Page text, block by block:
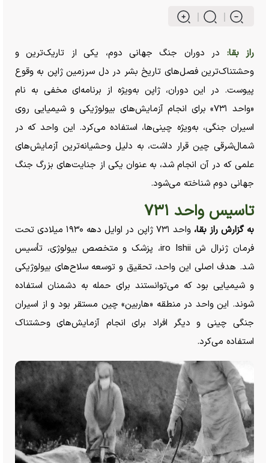
راز بقا: در دوران جنگ جهانی دوم، یکی از تاریک‌ترین و
وحشتناک‌ترین فصل‌های تاریخ بشر در دل سرزمین ژاپن به وقوع
پیوست. در این دوران، ژاپن به‌ویژه از برنامه‌ای مخفی به نام
«واحد ۷۳۱» برای انجام آزمایش‌های بیولوژیکی و شیمیایی روی
اسیران جنگی، به‌ویژه چینی‌ها، استفاده می‌کرد. این واحد که در
شمال‌شرقی چین قرار داشت، به دلیل وحشیانه‌ترین آزمایش‌های
علمی که در آن انجام شد، به عنوان یکی از جنایت‌های بزرگ جنگ
جهانی دوم شناخته می‌شود.
تاسیس واحد ۷۳۱
به گزارش راز بقا،
واحد ۷۳۱ ژاپن در اوایل دهه ۱۹۳۰ میلادی تحت
فرمان ژنرال ش iro Ishii، پزشک و متخصص بیولوژی، تأسیس
شد. هدف اصلی این واحد، تحقیق و توسعه سلاح‌های بیولوژیکی
و شیمیایی بود که می‌توانستند برای حمله به دشمنان استفاده
شوند. این واحد در منطقه «هاربین» چین مستقر بود و از اسیران
جنگی چینی و دیگر افراد برای انجام آزمایش‌های وحشتناک
استفاده می‌کرد.